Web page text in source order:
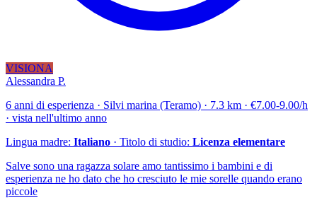
VISIONA
Alessandra P.
6 anni di esperienza · Silvi marina (Teramo) · 7.3 km · €7.00-9.00/h
· vista nell'ultimo anno
Lingua madre: Italiano · Titolo di studio: Licenza elementare
Salve sono una ragazza solare amo tantissimo i bambini e di
esperienza ne ho dato che ho cresciuto le mie sorelle quando erano
piccole